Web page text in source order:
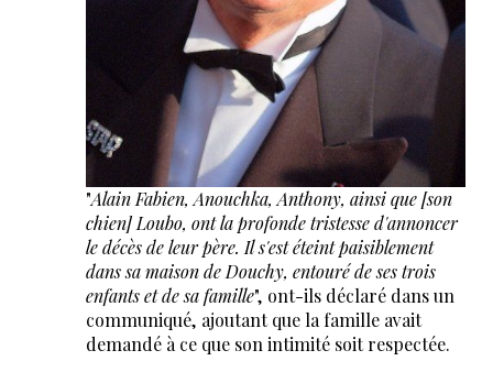
"Alain Fabien, Anouchka, Anthony, ainsi que [son
chien] Loubo, ont la profonde tristesse d'annoncer
le décès de leur père. Il s'est éteint paisiblement
dans sa maison de Douchy, entouré de ses trois
enfants et de sa famille", ont-ils déclaré dans un
communiqué, ajoutant que la famille avait
demandé à ce que son intimité soit respectée.